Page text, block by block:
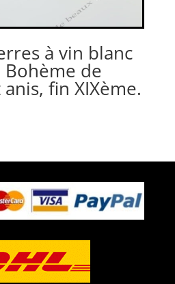
à vin blanc
de
fin XIXème.